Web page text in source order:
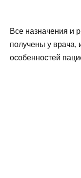
Все назначения и
получены у врача,
особенностей